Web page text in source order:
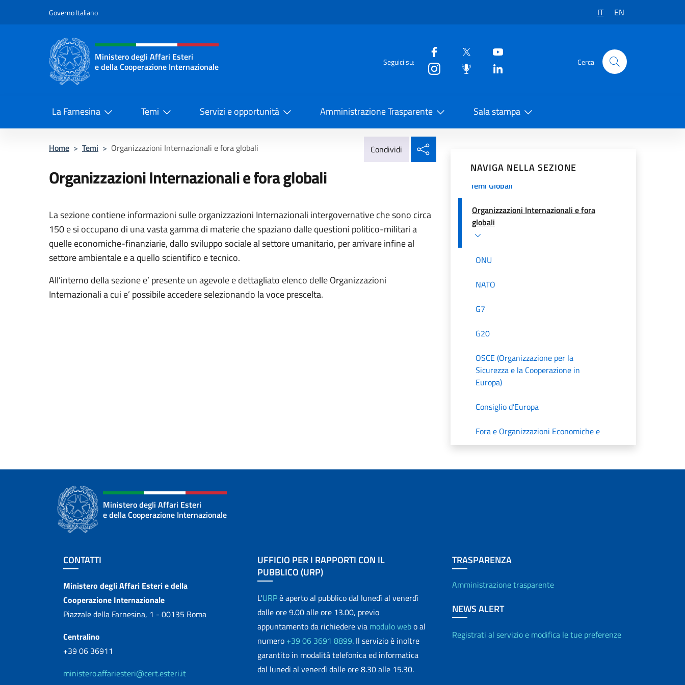
Governo Italiano IT EN
Intestazione sito, social e menù
Ministero degli Affari Esteri
e della Cooperazione Internazionale
Seguici su: Cerca
La Farnesina Temi Servizi e opportunità Amministrazione Trasparente Sala stampa
Home > Temi > Organizzazioni Internazionali e fora globali Condividi
Organizzazioni Internazionali e fora globali
La sezione contiene informazioni sulle organizzazioni Internazionali intergovernative che sono circa
150 e si occupano di una vasta gamma di materie che spaziano dalle questioni politico-militari a
quelle economiche-finanziarie, dallo sviluppo sociale al settore umanitario, per arrivare infine al
settore ambientale e a quello scientifico e tecnico.
All’interno della sezione e’ presente un agevole e dettagliato elenco delle Organizzazioni
Internazionali a cui e’ possibile accedere selezionando la voce prescelta.
NAVIGA NELLA SEZIONE
Temi Globali
Organizzazioni Internazionali e fora
globali
ONU
NATO
G7
G20
OSCE (Organizzazione per la
Sicurezza e la Cooperazione in
Europa)
Consiglio d’Europa
Fora e Organizzazioni Economiche e
Finanziarie Internazionali
Diplomazia Economica
Diplomazia Cyber e Digitale
Diplomazia scientifica
Diplomazia dello sport
Diplomazia giuridica
Ministero degli Affari Esteri
e della Cooperazione Internazionale
Sezione footer
CONTATTI
Contatti
Ministero degli Affari Esteri e della
Cooperazione Internazionale
Piazzale della Farnesina, 1 - 00135 Roma
Centralino
+39 06 36911
ministero.affariesteri@cert.esteri.it
UFFICIO PER I RAPPORTI CON IL
PUBBLICO (URP)
L'URPè aperto al pubblico dal lunedì al venerdì
dalle ore 9.00 alle ore 13.00, previo
appuntamento da richiedere via modulo webo al
numero +39 06 3691 8899. Il servizio è inoltre
garantito in modalità telefonica ed informatica
dal lunedì al venerdì dalle ore 8.30 alle 15.30.
TRASPARENZA
Amministrazione trasparente
NEWS ALERT
Registrati al servizio e modifica le tue preferenze